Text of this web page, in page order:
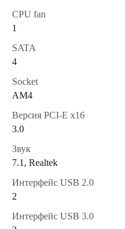
CPU fan
1
SATA
4
Socket
AM4
Версия PCI-E x16
3.0
Звук
7.1, Realtek
Интерфейс USB 2.0
2
Интерфейс USB 3.0